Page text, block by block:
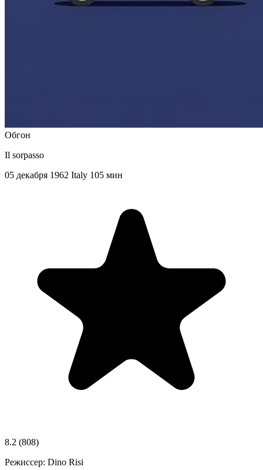
Обгон
Il sorpasso
05 декабря 1962 Italy 105 мин
8.2 (808)
Режиссер: Dino Risi